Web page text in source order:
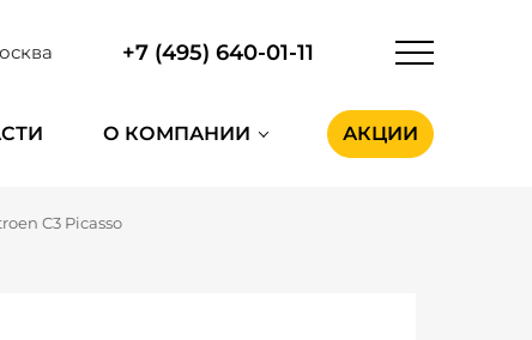
+7 (495) 640-01-11
О КОМПАНИИ АКЦИИ
C3 Picasso